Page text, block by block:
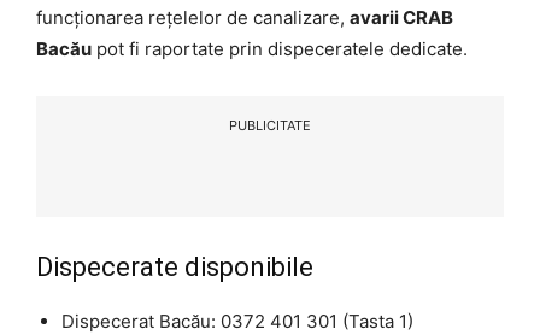
funcționarea rețelelor de canalizare, avarii CRAB
Bacău pot fi raportate prin dispeceratele dedicate.
PUBLICITATE
Dispecerate disponibile
Dispecerat Bacău: 0372 401 301 (Tasta 1)